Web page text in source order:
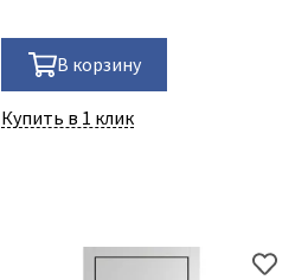
В корзину
Купить в 1 клик